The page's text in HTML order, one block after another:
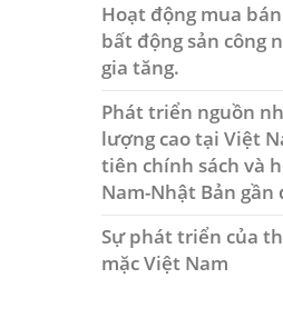
Hoạt động mua
bất động sản công
gia tăng.
Phát triển nguồn
lượng cao tại Việt
tiên chính sách và
Nam-Nhật Bản gần
Sự phát triển của
mặc Việt Nam